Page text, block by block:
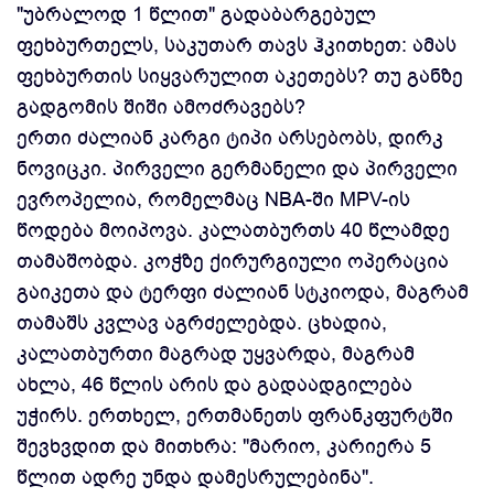
"უბრალოდ 1 წლით" გადაბარგებულ
ფეხბურთელს, საკუთარ თავს ჰკითხეთ: ამას
ფეხბურთის სიყვარულით აკეთებს? თუ განზე
გადგომის შიში ამოძრავებს?
ერთი ძალიან კარგი ტიპი არსებობს, დირკ
ნოვიცკი. პირველი გერმანელი და პირველი
ევროპელია, რომელმაც NBA-ში MPV-ის
წოდება მოიპოვა. კალათბურთს 40 წლამდე
თამაშობდა. კოჭზე ქირურგიული ოპერაცია
გაიკეთა და ტერფი ძალიან სტკიოდა, მაგრამ
თამაშს კვლავ აგრძელებდა. ცხადია,
კალათბურთი მაგრად უყვარდა, მაგრამ
ახლა, 46 წლის არის და გადაადგილება
უჭირს. ერთხელ, ერთმანეთს ფრანკფურტში
შევხვდით და მითხრა: "მარიო, კარიერა 5
წლით ადრე უნდა დამესრულებინა".